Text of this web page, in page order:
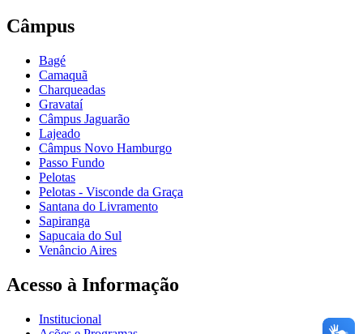
Câmpus
Bagé
Camaquã
Charqueadas
Gravataí
Câmpus Jaguarão
Lajeado
Câmpus Novo Hamburgo
Passo Fundo
Pelotas
Pelotas - Visconde da Graça
Santana do Livramento
Sapiranga
Sapucaia do Sul
Venâncio Aires
Acesso à Informação
Institucional